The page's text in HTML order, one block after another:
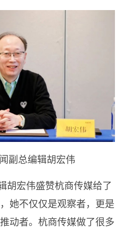
副总编辑胡宏伟
胡宏伟盛赞杭商传媒给了
她不仅仅是观察者，更是
动者。杭商传媒做了很多